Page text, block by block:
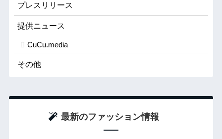
プレスリリース
提供ニュース
CuCu.media
その他
最新のファッション情報